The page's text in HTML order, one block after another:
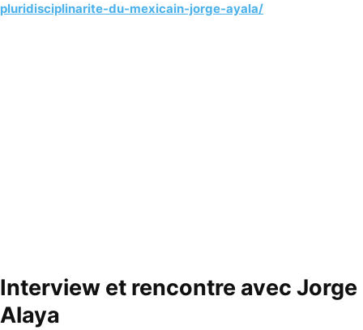
pluridisciplinarite-du-mexicain-jorge-ayala/
Interview et rencontre avec Jorge
Alaya